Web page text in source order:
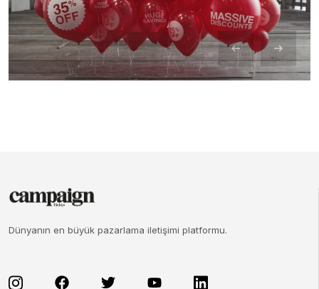
Dünyanın en büyük pazarlama iletişimi platformu.